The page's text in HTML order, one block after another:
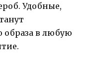
Удобные,
образа в любую